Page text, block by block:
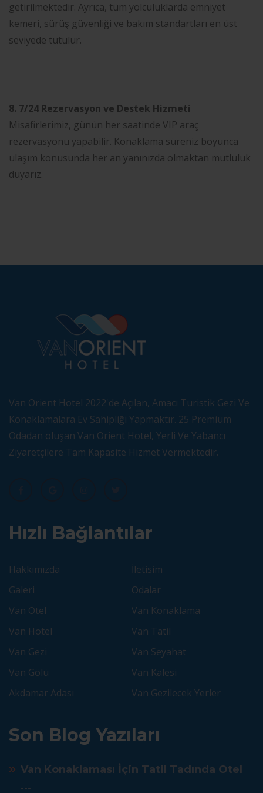
getirilmektedir. Ayrıca, tüm yolculuklarda emniyet
kemeri, sürüş güvenliği ve bakım standartları en üst
seviyede tutulur.
8. 7/24 Rezervasyon ve Destek Hizmeti
Misafirlerimiz, günün her saatinde VIP araç
rezervasyonu yapabilir. Konaklama süreniz boyunca
ulaşım konusunda her an yanınızda olmaktan mutluluk
duyarız.
Van Orient Hotel 2022'de Açılan, Amacı Turistik Gezi Ve
Konaklamalara Ev Sahipliği Yapmaktır. 25 Premium
Odadan oluşan Van Orient Hotel, Yerli Ve Yabancı
Ziyaretçilere Tam Kapasite Hizmet Vermektedir.
Hızlı Bağlantılar
Hakkımızda
İletisim
Galeri
Odalar
Van Otel
Van Konaklama
Van Hotel
Van Tatil
Van Gezi
Van Seyahat
Van Gölü
Van Kalesi
Akdamar Adası
Van Gezilecek Yerler
Son Blog Yazıları
Van Konaklaması İçin Tatil Tadında Otel
...